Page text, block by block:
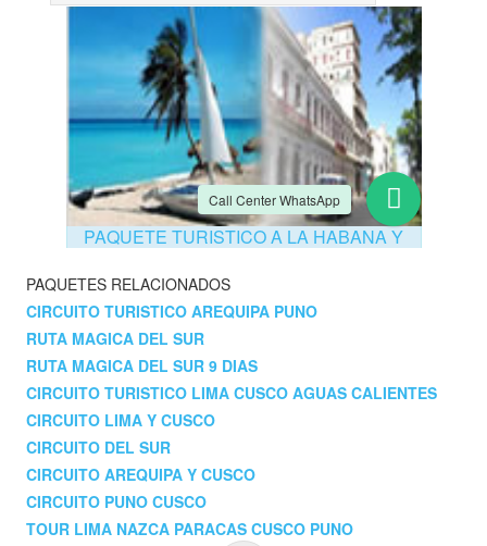
PAQUETES RELACIONADOS
CIRCUITO TURISTICO AREQUIPA PUNO
RUTA MAGICA DEL SUR
RUTA MAGICA DEL SUR 9 DIAS
CIRCUITO TURISTICO LIMA CUSCO AGUAS CALIENTES
CIRCUITO LIMA Y CUSCO
CIRCUITO DEL SUR
CIRCUITO AREQUIPA Y CUSCO
CIRCUITO PUNO CUSCO
TOUR LIMA NAZCA PARACAS CUSCO PUNO